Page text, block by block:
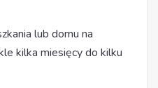
lub domu na
kilka miesięcy do kilku